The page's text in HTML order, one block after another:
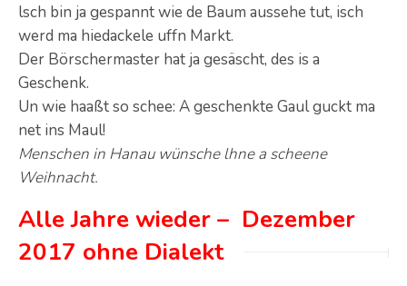
lsch bin ja gespannt wie de Baum aussehe tut, isch
werd ma hiedackele uffn Markt.
Der Börschermaster hat ja gesäscht, des is a
Geschenk.
Un wie haaßt so schee: A geschenkte Gaul guckt ma
net ins Maul!
Menschen in Hanau wünsche lhne a scheene
Weihnacht.
Alle Jahre wieder – Dezember
2017 ohne Dialekt